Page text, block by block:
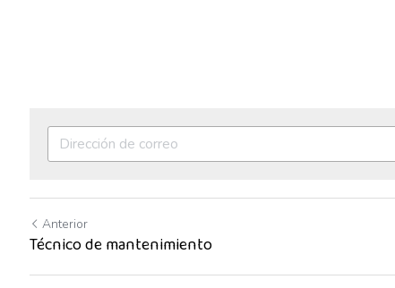
Anterior
Técnico de mantenimiento